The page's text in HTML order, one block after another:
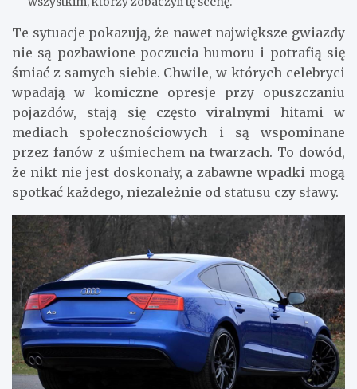
Te sytuacje pokazują, że nawet największe gwiazdy
nie są pozbawione poczucia humoru i potrafią się
śmiać z samych siebie. Chwile, w których celebryci
wpadają w komiczne opresje przy opuszczaniu
pojazdów, stają się często viralnymi hitami w
mediach społecznościowych i są wspominane
przez fanów z uśmiechem na twarzach. To dowód,
że nikt nie jest doskonały, a zabawne wpadki mogą
spotkać każdego, niezależnie od statusu czy sławy.